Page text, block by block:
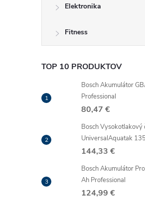
Elektronika
Fitness
TOP 10 PRODUKTOV
Bosch Akumulátor
Professional
80,47 €
Bosch Vysokotlakový
UniversalAquatak 135
144,33 €
Bosch Akumulátor
Ah Professional
124,99 €